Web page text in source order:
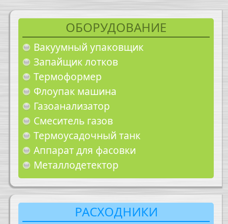
ОБОРУДОВАНИЕ
Вакуумный упаковщик
Запайщик лотков
Термоформер
Флоупак машина
Газоанализатор
Смеситель газов
Термоусадочный танк
Аппарат для фасовки
Металлодетектор
РАСХОДНИКИ